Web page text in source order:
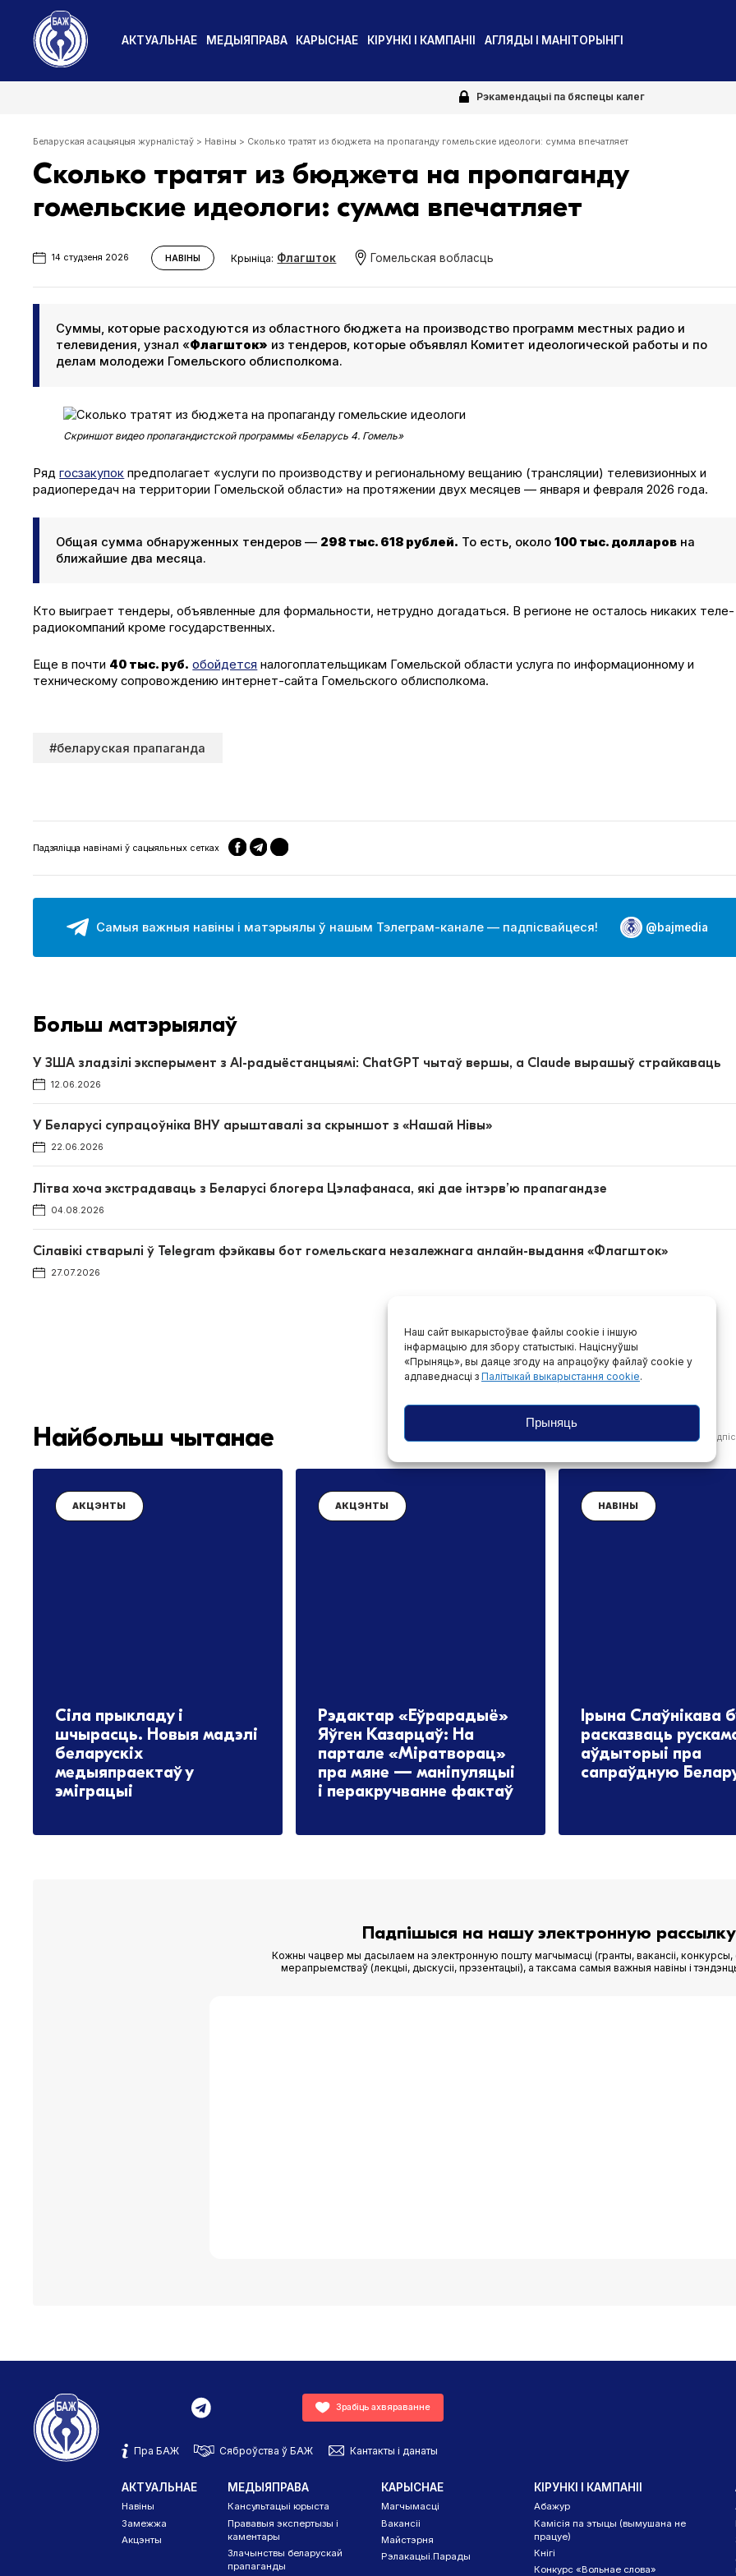
Наш сайт выкарыстоўвае файлы cookie і іншую
інфармацыю для збору статыстыкі. Націснуўшы
«Прыняць», вы даяце згоду на апрацоўку файлаў cookie у
адпаведнасці з Палітыкай выкарыстання cookie.
Прыняць
АКТУАЛЬНАЕ МЕДЫЯПРАВА КАРЫСНАЕ КІРУНКІ І КАМПАНІІ АГЛЯДЫ І МАНІТОРЫНГІ
Рэкамендацыі па бяспецы калег
Беларуская асацыяцыя журналістаў > Навіны > Сколько тратят из бюджета на пропаганду гомельские идеологи: сумма впечатляет
Сколько тратят из бюджета на пропаганду
гомельские идеологи: сумма впечатляет
14 студзеня 2026 НАВІНЫ Крыніца: Флагшток Гомельская вобласць
Суммы, которые расходуются из областного бюджета на производство программ местных радио и
телевидения, узнал «Флагшток» из тендеров, которые объявлял Комитет идеологической работы и по
делам молодежи Гомельского облисполкома.
Скриншот видео пропагандистской программы «Беларусь 4. Гомель»
Рядгосзакупок предполагает «услуги по производству и региональному вещанию (трансляции) телевизионных и
радиопередач на территории Гомельской области» на протяжении двух месяцев — января и февраля 2026 года.
Общая сумма обнаруженных тендеров — 298 тыс. 618 рублей. То есть, около100 тыс. долларов на
ближайшие два месяца.
Кто выиграет тендеры, объявленные для формальности, нетрудно догадаться. В регионе не осталось никаких теле-
радиокомпаний кроме государственных.
Еще в почти 40 тыс. руб. обойдется налогоплательщикам Гомельской области услуга по информационному и
техническому сопровождению интернет-сайта Гомельского облисполкома.
#беларуская прапаганда
Падзяліцца навінамі ў сацыяльных сетках
Самыя важныя навіны і матэрыялы ў нашым Тэлеграм-канале — падпісвайцеся! @bajmedia
Больш матэрыялаў
У ЗША зладзілі эксперымент з AI-радыёстанцыямі: ChatGPT чытаў вершы, а Claude вырашыў страйкаваць
12.06.2026
У Беларусі супрацоўніка ВНУ арыштавалі за скрыншот з «Нашай Нівы»
22.06.2026
Літва хоча экстрадаваць з Беларусі блогера Цэлафанаса, які дае інтэрв’ю прапагандзе
04.08.2026
Сілавікі стварылі ў Telegram фэйкавы бот гомельскага незалежнага анлайн-выдання «Флагшток»
27.07.2026
Найбольш чытанае
АКЦЭНТЫ
Сіла прыкладу і
шчырасць. Новыя мадэлі
беларускіх
медыяпраектаў у
эміграцыі
АКЦЭНТЫ
Рэдактар «Еўрарадыё»
Яўген Казарцаў: На
партале «Міратворац»
пра мяне — маніпуляцыі
і перакручванне фактаў
НАВІНЫ
Ірына Слаўнікава
расказваць
аўдыторыі пра
сапраўдную
Падпішыся на нашу электронную
Кожны чацвер мы дасылаем на электронную пошту магчымасці (гранты, вакансіі, конкурсы,
мерапрыемстваў (лекцыі, дыскусіі, прэзентацыі), а таксама самыя важныя навіны і
Зрабіць ахвяраванне
Пра БАЖ Сяброўства ў БАЖ Кантакты і данаты
АКТУАЛЬНАЕ
Навіны
Замежжа
Акцэнты
МЕДЫЯПРАВА
Кансультацыі юрыста
Прававыя экспертызы і
каментары
Злачынствы беларускай
прапаганды
КАРЫСНАЕ
Магчымасці
Вакансіі
Майстэрня
Рэлакацыі.Парады
КІРУНКІ І КАМПАНІІ
Абажур
Камісія па этыцы (вымушана не
працуе)
Кнігі
Конкурс «Вольнае слова»